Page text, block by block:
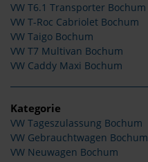
VW T6.1 Transporter Bochum
VW T-Roc Cabriolet Bochum
VW Taigo Bochum
VW T7 Multivan Bochum
VW Caddy Maxi Bochum
Kategorie
VW Tageszulassung Bochum
VW Gebrauchtwagen Bochum
VW Neuwagen Bochum